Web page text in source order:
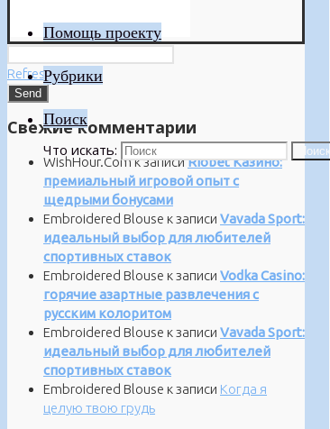
Помощь проекту
Рубрики
Поиск
Что искать: Поиск
Refresh
Свежие комментарии
WishHour.Comк записиRiobet Казино:
премиальный игровой опыт с
щедрыми бонусами
Embroidered Blouse к записи Vavada Sport:
идеальный выбор для любителей
спортивных ставок
Embroidered Blouse к записи Vodka Casino:
горячие азартные развлечения с
русским колоритом
Embroidered Blouse к записи Vavada Sport:
идеальный выбор для любителей
спортивных ставок
Embroidered Blouse к записи Когда я
целую твою грудь